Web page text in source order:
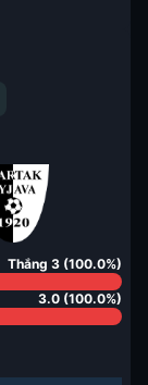
Thắng 3 (100.0%)
3.0 (100.0%)